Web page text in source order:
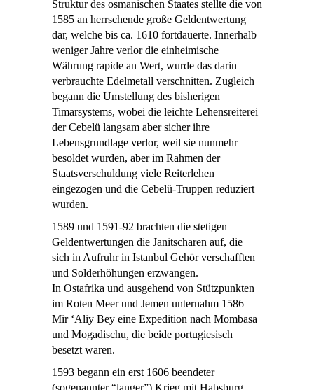
Struktur des osmanischen Staates stellte die von
1585 an herrschende große Geldentwertung
dar, welche bis ca. 1610 fortdauerte. Innerhalb
weniger Jahre verlor die einheimische
Währung rapide an Wert, wurde das darin
verbrauchte Edelmetall verschnitten. Zugleich
begann die Umstellung des bisherigen
Timarsystems, wobei die leichte Lehensreiterei
der Cebelü langsam aber sicher ihre
Lebensgrundlage verlor, weil sie nunmehr
besoldet wurden, aber im Rahmen der
Staatsverschuldung viele Reiterlehen
eingezogen und die Cebelü-Truppen reduziert
wurden.
1589 und 1591-92 brachten die stetigen
Geldentwertungen die Janitscharen auf, die
sich in Aufruhr in Istanbul Gehör verschafften
und Solderhöhungen erzwangen.
In Ostafrika und ausgehend von Stützpunkten
im Roten Meer und Jemen unternahm 1586
Mir ‘Aliy Bey eine Expedition nach Mombasa
und Mogadischu, die beide portugiesisch
besetzt waren.
1593 begann ein erst 1606 beendeter
(sogenannter “langer”) Krieg mit Habsburg,